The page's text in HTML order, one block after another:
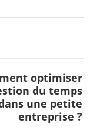
optimiser
du temps
une petite
entreprise ?